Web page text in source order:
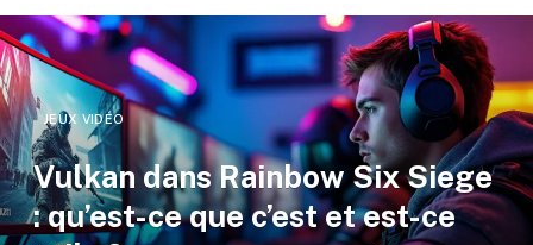
JEUX VIDÉO
Vulkan dans Rainbow Six Siege
: qu’est-ce que c’est et est-ce